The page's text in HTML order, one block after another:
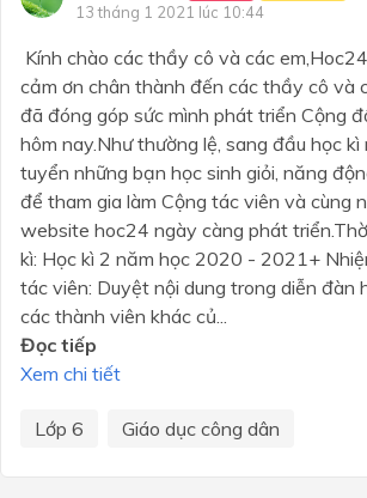
13 tháng 1 2021 lúc 10:44
Kính chào các thầy cô và các
cảm ơn chân thành đến các thầy cô và
đã đóng góp sức mình phát triển Cộng
hôm nay.Như thường lệ, sang đầu học kì
tuyển những bạn học sinh giỏi, năng
để tham gia làm Cộng tác viên và cùng
website hoc24 ngày càng phát
kì: Học kì 2 năm học 2020 - 2021+
tác viên: Duyệt nội dung trong diễn đàn
các thành viên khác củ...
Đọc tiếp
Xem chi tiết
Lớp 6 Giáo dục công dân